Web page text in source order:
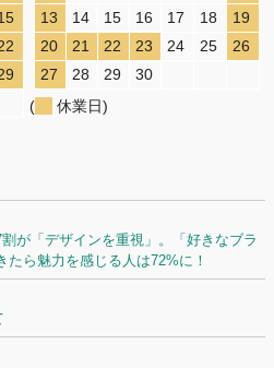
13
14 15 16 17 18
19
20
21 22 23 24 25
26
27
28 29
30
(
休業日)
が「デザインを重視」。「好きなブラ
ら魅力を感じる人は72%に！